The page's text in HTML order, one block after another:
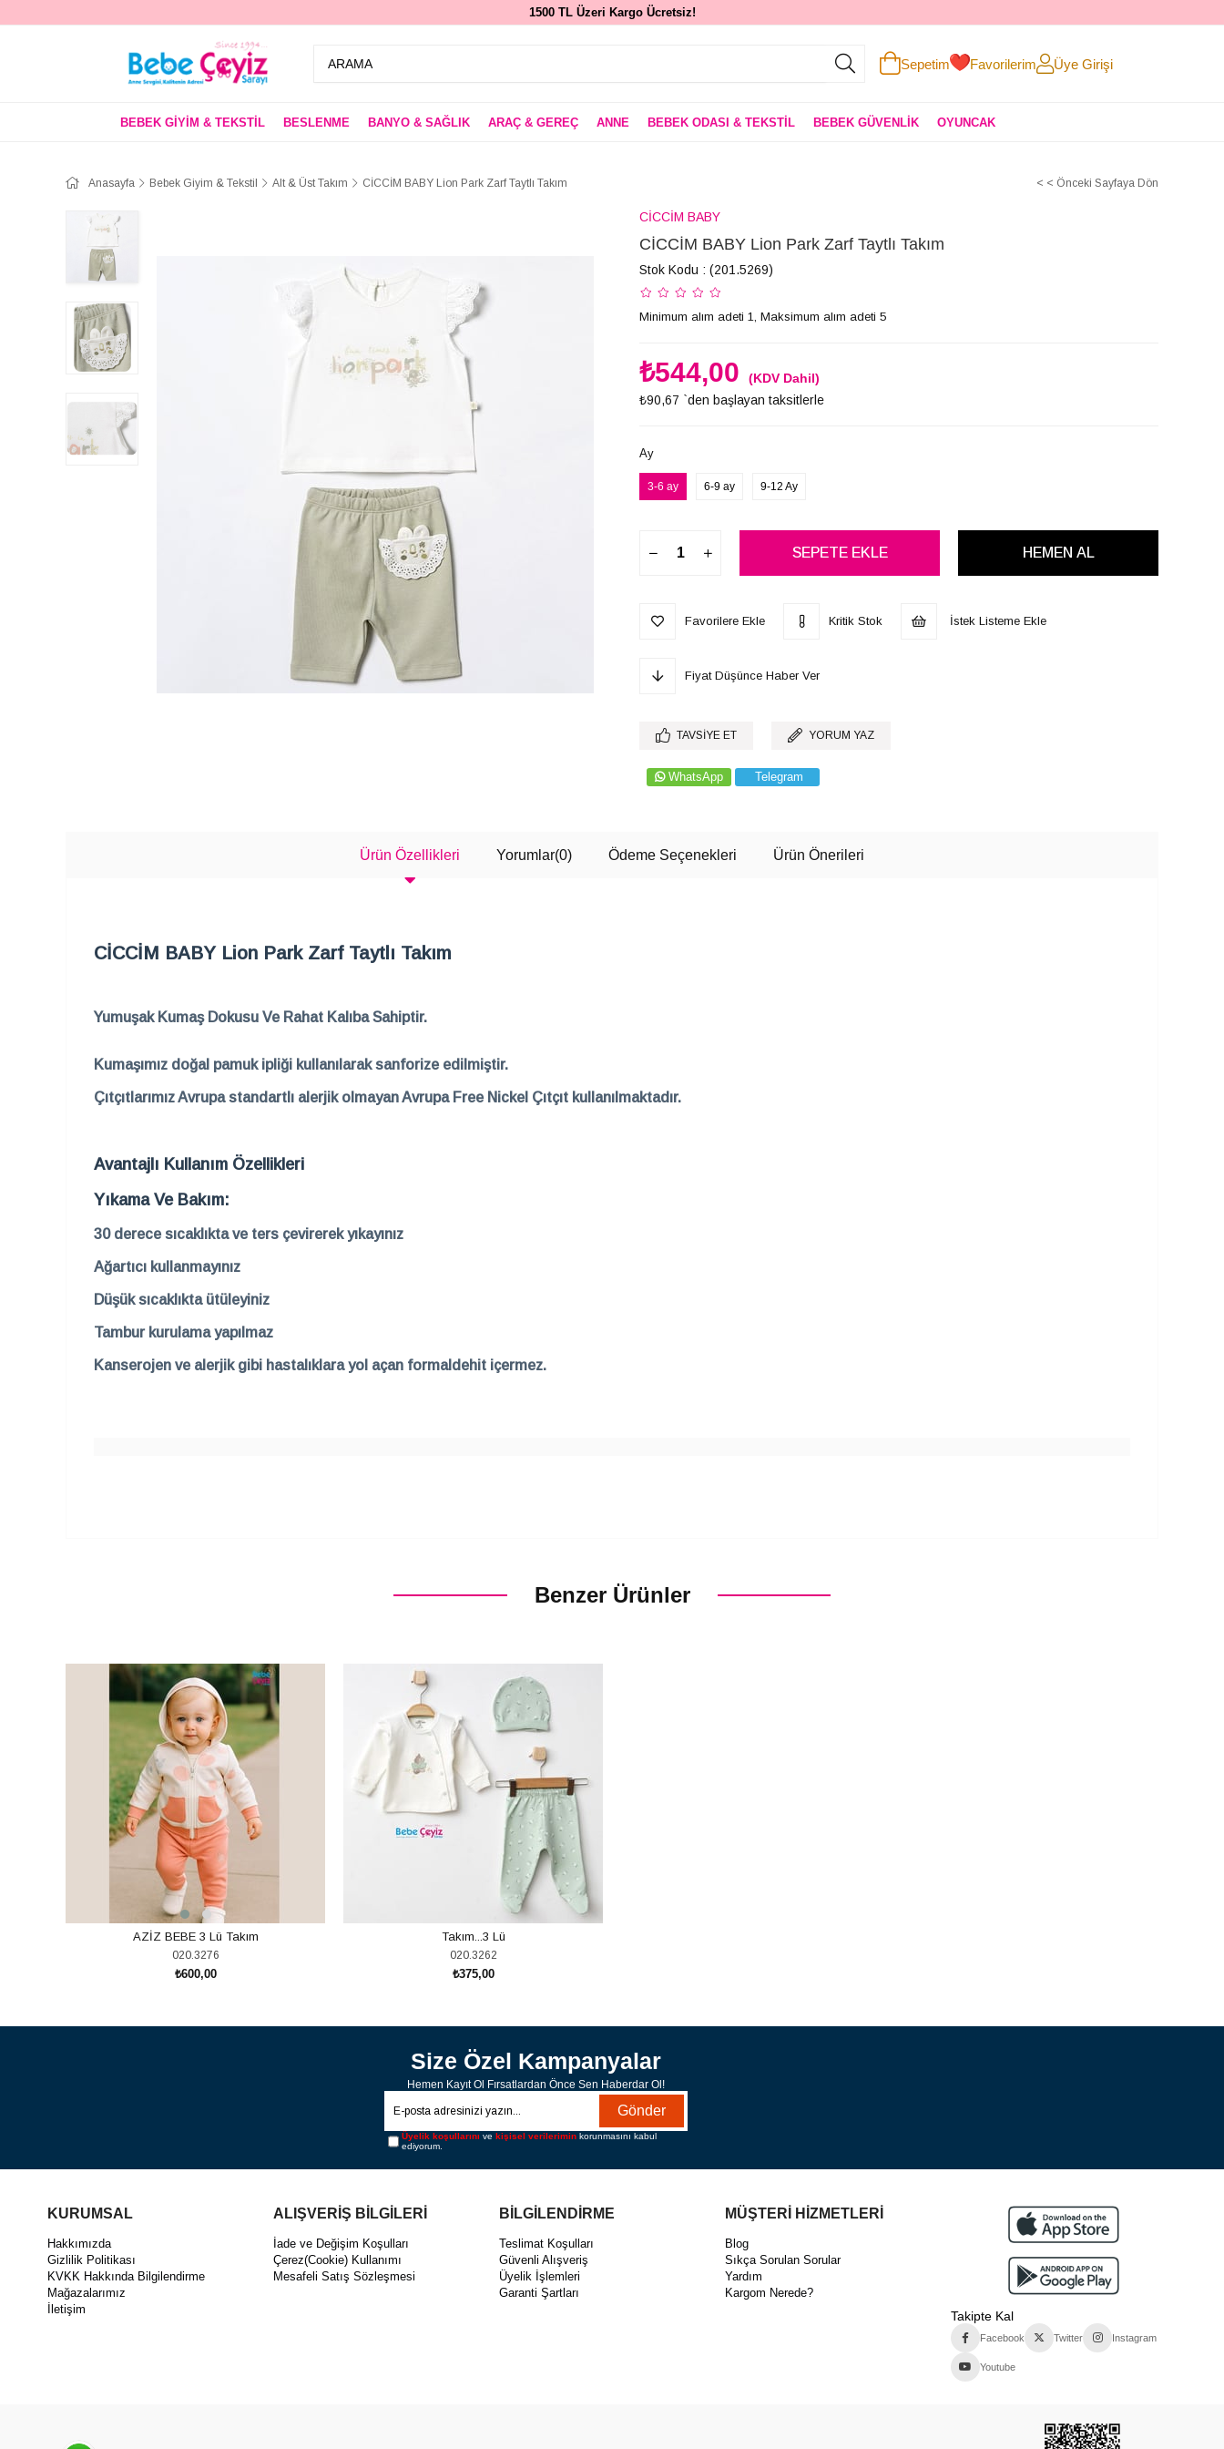
1500 TL Üzeri Kargo Ücretsiz!
Sepetim Favorilerim Üye Girişi
BEBEK GİYİM & TEKSTİL BESLENME BANYO & SAĞLIK ARAÇ & GEREÇ ANNE BEBEK ODASI & TEKSTİL BEBEK GÜVENLİK OYUNCAK
Anasayfa Bebek Giyim & Tekstil Alt & Üst Takım CİCCİM BABY Lion Park Zarf Taytlı Takım < < Önceki Sayfaya Dön
CİCCİM BABY
CİCCİM BABY Lion Park Zarf Taytlı Takım
Stok Kodu (201.5269)
Minimum alım adeti 1, Maksimum alım adeti 5
₺544,00
(KDV Dahil)
₺90,67 `den başlayan taksitlerle
Ay
3-6 ay 6-9 ay 9-12 Ay
Favorilere Ekle Kritik Stok İstek Listeme Ekle
Fiyat Düşünce Haber Ver
TAVSIYE ET YORUM YAZ
WhatsApp Telegram
Ürün Özellikleri Yorumlar(0) Ödeme Seçenekleri Ürün Önerileri
CİCCİM BABY Lion Park Zarf Taytlı Takım
Yumuşak Kumaş Dokusu Ve Rahat Kalıba Sahiptir.
Kumaşımız doğal pamuk ipliği kullanılarak sanforize edilmiştir.
Çıtçıtlarımız Avrupa standartlı alerjik olmayan Avrupa Free Nickel Çıtçıt kullanılmaktadır.
Avantajlı Kullanım Özellikleri
Yıkama Ve Bakım:
30 derece sıcaklıkta ve ters çevirerek yıkayınız
Ağartıcı kullanmayınız
Düşük sıcaklıkta ütüleyiniz
Tambur kurulama yapılmaz
Kanserojen ve alerjik gibi hastalıklara yol açan formaldehit içermez.
Benzer Ürünler
AZİZ BEBE 3 Lü Takım
020.3276
₺600,00
Takım...3 Lü
020.3262
₺375,00
Size Özel Kampanyalar
Hemen Kayıt Ol Fırsatlardan Önce Sen Haberdar Ol!
Gönder
Üyelik koşullarını vekişisel verilerimin korunmasını kabul
ediyorum.
KURUMSAL
Hakkımızda
Gizlilik Politikası
KVKK Hakkında Bilgilendirme
Mağazalarımız
İletişim
ALIŞVERİŞ BİLGİLERİ
İade ve Değişim Koşulları
Çerez(Cookie) Kullanımı
Mesafeli Satış Sözleşmesi
BİLGİLENDİRME
Teslimat Koşulları
Güvenli Alışveriş
Üyelik İşlemleri
Garanti Şartları
MÜŞTERİ HİZMETLERİ
Blog
Sıkça Sorulan Sorular
Yardım
Kargom Nerede?
Takipte Kal
Facebook Twitter Instagram
Youtube